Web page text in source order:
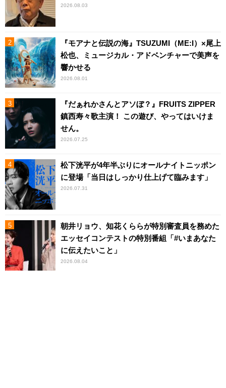
2026.08.03
『モアナと伝説の海』TSUZUMI（ME:I）×尾上
松也、ミュージカル・アドベンチャーで美声を
響かせる
2026.08.01
『だぁれかさんとアソぼ？』FRUITS ZIPPER
鎮西寿々歌主演！ この遊び、やってはいけま
せん。
2026.07.25
松下洸平が4年半ぶりにオールナイトニッポン
に登場「当日はしっかり仕上げて臨みます」
2026.07.31
朝井リョウ、知花くららが特別審査員を務めた
エッセイコンテストの特別番組「#いまあなた
に伝えたいこと」
2026.08.04